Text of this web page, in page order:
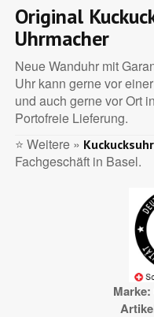
Original
Uhrmacher
Neue Wanduhr mit
Uhr kann gerne vor
und auch gerne vor Ort
Portofreie Lieferung.
⭐ Weitere »
Fachgeschäft in Basel.
Marke